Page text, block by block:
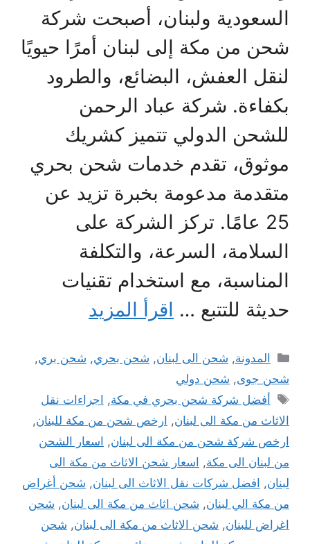
السعودية ولبنان، أصبحت شركة
شحن من مكة إلى لبنان أمرًا حيويًا
لنقل العفش، البضائع، والطرود
بكفاءة. شركة عباد الرحمن
للشحن الدولي تتميز كشريك
موثوق، تقدم خدمات شحن بحري
متقدمة مدعومة بخبرة تزيد عن
25 عامًا. تركز الشركة على
السلامة، السرعة، والتكلفة
المناسبة، مع استخدام تقنيات
حديثة للتتبع … اقرأ المزيد
التصنيفات
المدونة, شحن الى لبنان, شحن بحري, شحن بري,
شحن جوى, شحن دولي
الوسوم
أفضل شركة شحن بحري في مكة, اجراءات نقل
الاثاث من مكة الى لبنان, ارخص شحن من مكة للبنان,
ارخص شركة شحن من مكة الى لبنان, اسعار الشحن
من لبنان الى مكة, اسعار شحن الاثاث من مكة الى
لبنان, افضل شركات نقل الاثاث الى لبنان, شحن أغراض
من مكة الي لبنان, شحن اثاث من مكة الى لبنان, شحن
اغراض للبنان, شحن الاثاث من مكة الى لبنان, شحن